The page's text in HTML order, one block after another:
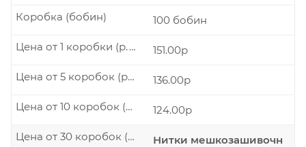
100 бобин
Коробка (бобин)
151.00р
Цена от 1 коробки (р./шт.)
136.00р
Цена от 5 коробок (р./шт.)
124.00р
Цена от 10 коробок (р./шт.)
Нитки мешкозашивочн
Цена от 30 коробок (р./шт.)